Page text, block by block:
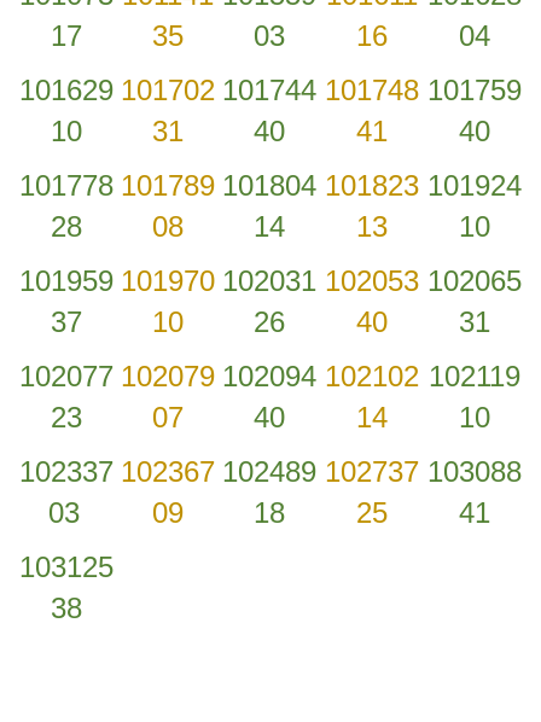
17
35
03
16
04
101629
10
101702
31
101744
40
101748
41
101759
40
101778
28
101789
08
101804
14
101823
13
101924
10
101959
37
101970
10
102031
26
102053
40
102065
31
102077
23
102079
07
102094
40
102102
14
102119
10
102337
03
102367
09
102489
18
102737
25
103088
41
103125
38